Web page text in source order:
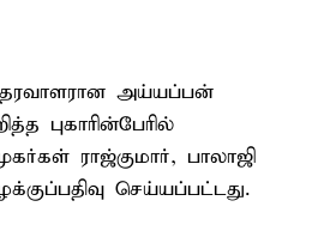
அய்யப்பன்
புகாரின்பேரில்
ராஜ்குமார், பாலாஜி
செய்யப்பட்டது.